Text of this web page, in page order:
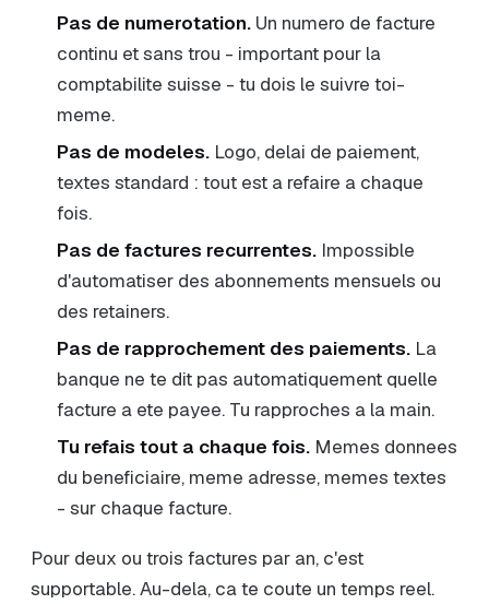
Pas de numerotation. Un numero de facture
continu et sans trou - important pour la
comptabilite suisse - tu dois le suivre toi-
meme.
Pas de modeles. Logo, delai de paiement,
textes standard : tout est a refaire a chaque
fois.
Pas de factures recurrentes. Impossible
d'automatiser des abonnements mensuels ou
des retainers.
Pas de rapprochement des paiements. La
banque ne te dit pas automatiquement quelle
facture a ete payee. Tu rapproches a la main.
Tu refais tout a chaque fois. Memes donnees
du beneficiaire, meme adresse, memes textes
- sur chaque facture.
Pour deux ou trois factures par an, c'est
supportable. Au-dela, ca te coute un temps reel.